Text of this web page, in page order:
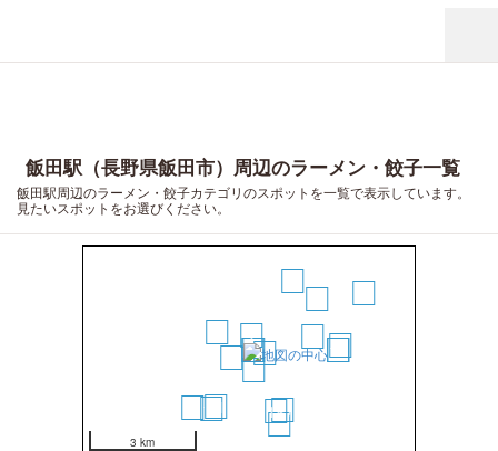
飯田駅（長野県飯田市）周辺のラーメン・餃子一覧
飯田駅周辺のラーメン・餃子カテゴリのスポットを一覧で表示しています。
見たいスポットをお選びください。
1
2
34
7
11 12
13
15
1617
19
3 km